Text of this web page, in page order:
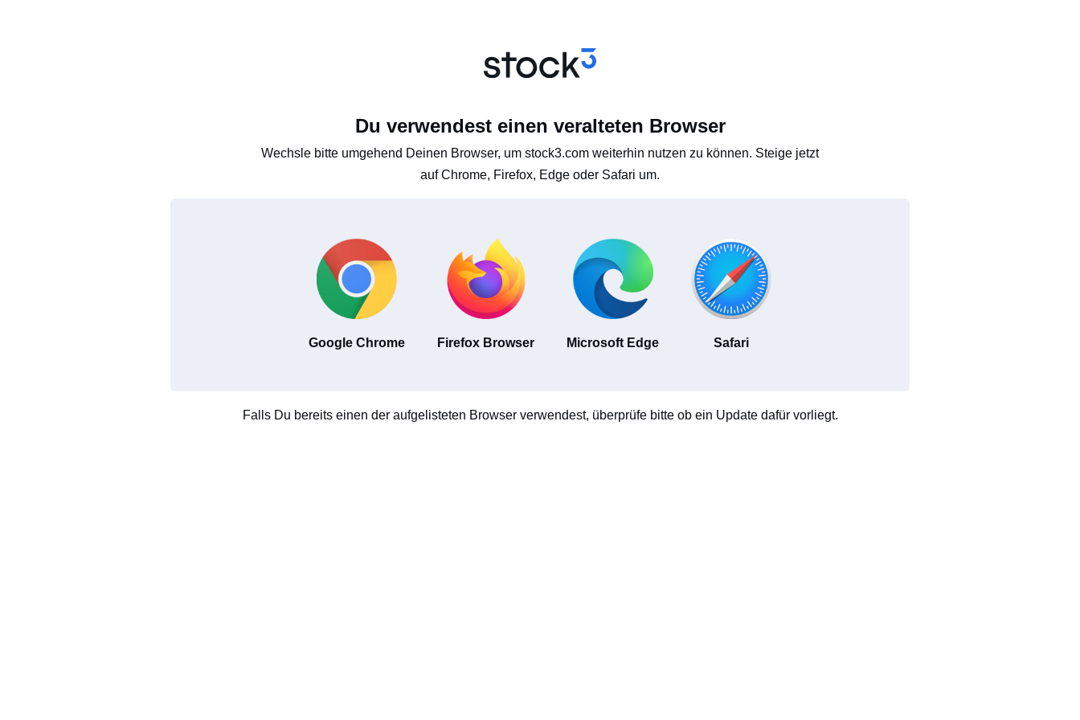
Du verwendest einen veralteten Browser
Wechsle bitte umgehend Deinen Browser, um stock3.com weiterhin nutzen zu können. Steige jetzt
auf Chrome, Firefox, Edge oder Safari um.
Google Chrome Firefox Browser Microsoft Edge Safari
Falls Du bereits einen der aufgelisteten Browser verwendest, überprüfe bitte ob ein Update dafür vorliegt.